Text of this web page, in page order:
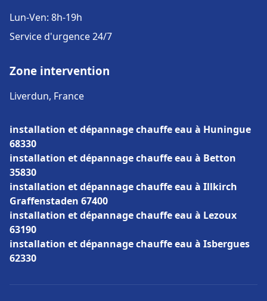
Lun-Ven: 8h-19h
Service d'urgence 24/7
Zone intervention
Liverdun, France
installation et dépannage chauffe eau à Huningue
68330
installation et dépannage chauffe eau à Betton
35830
installation et dépannage chauffe eau à Illkirch
Graffenstaden 67400
installation et dépannage chauffe eau à Lezoux
63190
installation et dépannage chauffe eau à Isbergues
62330